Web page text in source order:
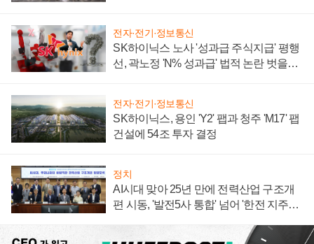
전자·전기·정보통신
SK하이닉스 노사 '성과급 주식지급' 평행
선, 곽노정 'N% 성과급' 법적 논란 벗을지
전자·전기·정보통신
SK하이닉스, 용인 'Y2' 팹과 청주 'M17' 팹
건설에 54조 투자 결정
정치
AI시대 맞아 25년 만에 전력산업 구조개
편 시동, '발전5사 통합' 넘어 '한전 지주사'